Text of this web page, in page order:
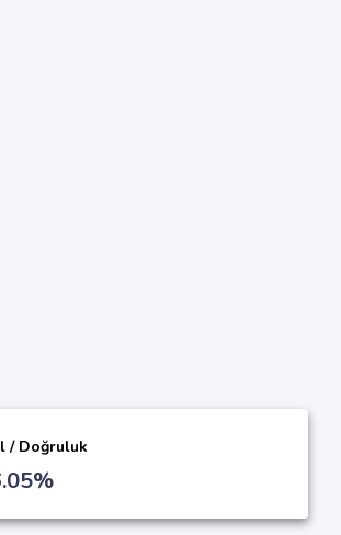
/ Doğruluk